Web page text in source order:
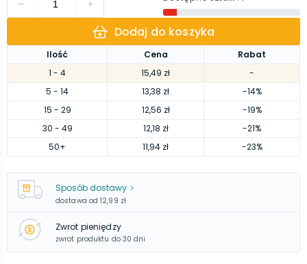
Ilość Cena
Rabat
1 - 4 15,49 zł
-
5 - 14 13,38 zł
-14%
15 - 29 12,56 zł
-19%
30 - 49 12,18 zł
-21%
50+ 11,94 zł -23%
Dodaj do koszyka
Sposób dostawy
dostawa od 12,99 zł
Zwrot pieniędzy
zwrot produktu do 30 dni